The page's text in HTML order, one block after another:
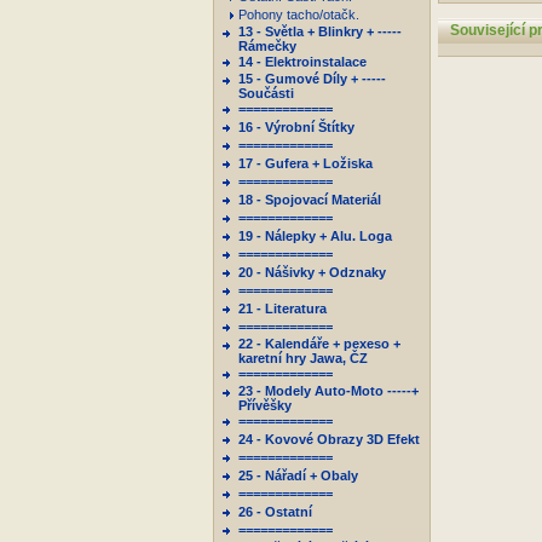
Pohony tacho/otačk.
13 - Světla + Blinkry + -----
Rámečky
14 - Elektroinstalace
15 - Gumové Díly + -----
Součásti
=============
16 - Výrobní Štítky
=============
17 - Gufera + Ložiska
=============
18 - Spojovací Materiál
=============
19 - Nálepky + Alu. Loga
=============
20 - Nášivky + Odznaky
=============
21 - Literatura
=============
22 - Kalendáře + pexeso +
karetní hry Jawa, ČZ
=============
23 - Modely Auto-Moto -----+
Přívěšky
=============
24 - Kovové Obrazy 3D Efekt
=============
25 - Nářadí + Obaly
=============
26 - Ostatní
=============
Související